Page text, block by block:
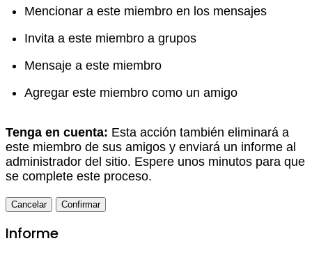
Mencionar a este miembro en los mensajes
Invita a este miembro a grupos
Mensaje a este miembro
Agregar este miembro como un amigo
Tenga en cuenta: Esta acción también eliminará a
este miembro de sus amigos y enviará un informe al
administrador del sitio. Espere unos minutos para que
se complete este proceso.
Confirmar
Informe